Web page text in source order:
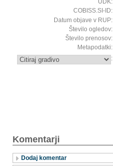
COBISS.SI-ID:
Datum objave v RUP:
Število ogledov:
Število prenosov:
Metapodatki:
:
Komentarji
Dodaj komentar